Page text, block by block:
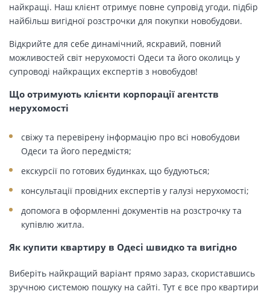
найкращі. Наш клієнт отримує повне супровід угоди, підбір
найбільш вигідної розстрочки для покупки новобудови.
Відкрийте для себе динамічний, яскравий, повний
можливостей світ нерухомості Одеси та його околиць у
супроводі найкращих експертів з новобудов!
Що отримують клієнти корпорації агентств
нерухомості
свіжу та перевірену інформацію про всі новобудови
Одеси та його передмістя;
екскурсії по готових будинках, що будуються;
консультації провідних експертів у галузі нерухомості;
допомога в оформленні документів на розстрочку та
купівлю житла.
Як купити квартиру в Одесі швидко та вигідно
Виберіть найкращий варіант прямо зараз, скориставшись
зручною системою пошуку на сайті. Тут є все про квартири